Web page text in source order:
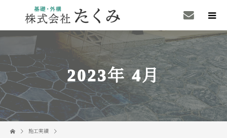
2023年 4月
施工実績